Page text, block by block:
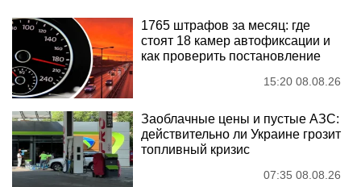
1765 штрафов за месяц: где
стоят 18 камер автофиксации и
как проверить постановление
15:20 08.08.26
Заоблачные цены и пустые АЗС:
действительно ли Украине грозит
топливный кризис
07:35 08.08.26